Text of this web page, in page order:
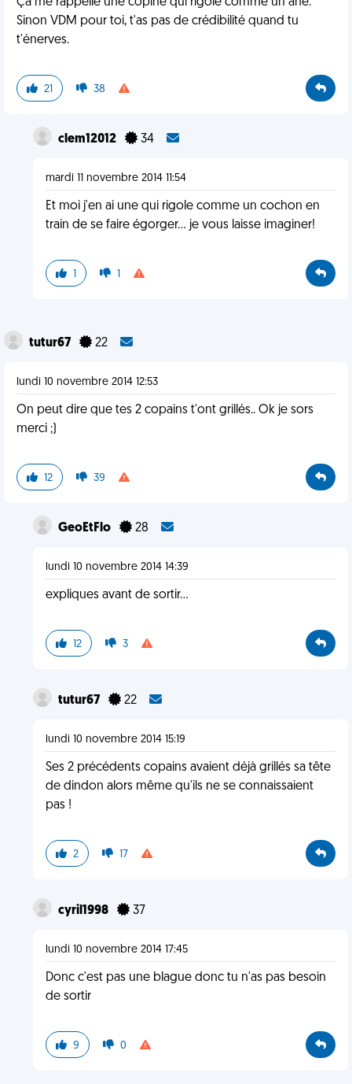
Sinon VDM pour toi, t'as pas de crédibilité quand tu
t'énerves.
21 38
clem12012 34
mardi 11 novembre 2014 11:54
Et moi j'en ai une qui rigole comme un cochon en
train de se faire égorger... je vous laisse imaginer!
1 1
tutur67 22
lundi 10 novembre 2014 12:53
On peut dire que tes 2 copains t'ont grillés.. Ok je sors
merci ;)
12 39
GeoEtFlo 28
lundi 10 novembre 2014 14:39
expliques avant de sortir...
12 3
tutur67 22
lundi 10 novembre 2014 15:19
Ses 2 précédents copains avaient déjà grillés sa tête
de dindon alors même qu'ils ne se connaissaient
pas !
2 17
cyril1998 37
lundi 10 novembre 2014 17:45
Donc c'est pas une blague donc tu n'as pas besoin
de sortir
9 0